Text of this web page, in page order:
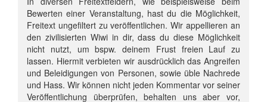
Bewerten einer Veranstaltung, hast du die Möglichkeit,
Freitext ungefiltert zu veröffentlichen. Wir appellieren an
den zivilisierten Wiwi in dir, dass du diese Möglichkeit
nicht nutzt, um bspw. deinem Frust freien Lauf zu
lassen. Hiermit verbieten wir ausdrücklich das Angreifen
und Beleidigungen von Personen, sowie üble Nachrede
und Hass. Wir können nicht jeden Kommentar vor seiner
Veröffentlichung überprüfen, behalten uns aber vor,